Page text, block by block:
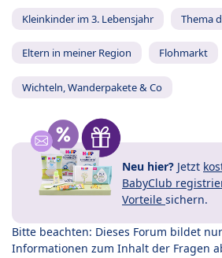
Kleinkinder im 3. Lebensjahr Thema
Eltern in meiner Region Flohmarkt
Wichteln, Wanderpakete & Co
Neu hier? Jetzt
BabyClub
Vorteile sichern.
Bitte beachten: Dieses Forum bildet
Informationen zum Inhalt der Fragen